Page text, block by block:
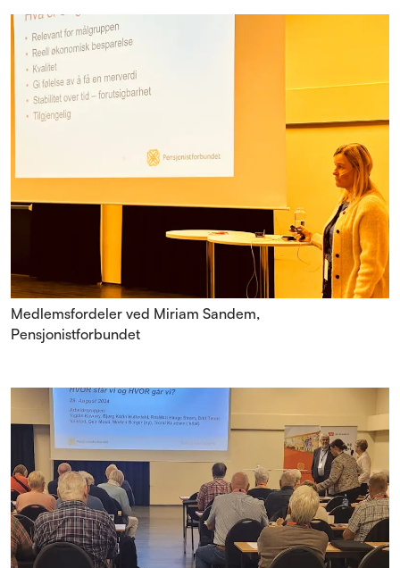
Medlemsfordeler ved Miriam Sandem,
Pensjonistforbundet